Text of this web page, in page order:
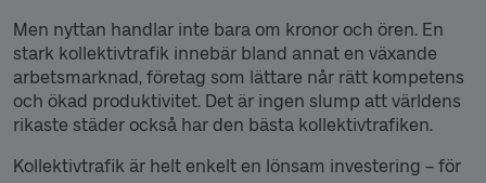
Men nyttan handlar inte bara om kronor och ören. En
stark kollektivtrafik innebär bland annat en växande
arbetsmarknad, företag som lättare når rätt kompetens
och ökad produktivitet. Det är ingen slump att världens
rikaste städer också har den bästa kollektivtrafiken.
Kollektivtrafik är helt enkelt en lönsam investering – för